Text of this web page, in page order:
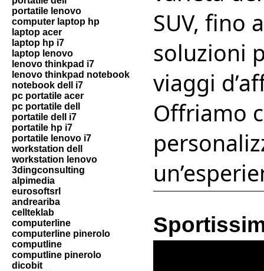
portatile lenovo
computer laptop hp
laptop acer
laptop hp i7
laptop lenovo
lenovo thinkpad i7
lenovo thinkpad notebook
notebook dell i7
pc portatile acer
pc portatile dell
portatile dell i7
portatile hp i7
portatile lenovo i7
workstation dell
workstation lenovo
3dingconsulting
alpimedia
eurosoftsrl
andreariba
cellteklab
computerline
computerline pinerolo
computline
computline pinerolo
dicobit
SUV, fino
soluzioni
viaggi
Offriamo